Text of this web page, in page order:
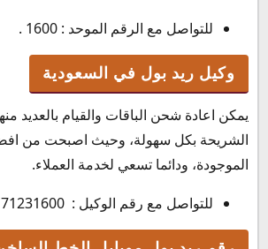
للتواصل مع الرقم الموحد : 1600 .
وكيل ريد بول في السعودية
يمكن اعادة شحن الباقات والقيام بالعديد
الشريحة بكل سهولة، وحيث اصبحت من
الموجودة، ودائما تسعي لخدمة العملاء.
للتواصل مع رقم الوكيل : 71231600